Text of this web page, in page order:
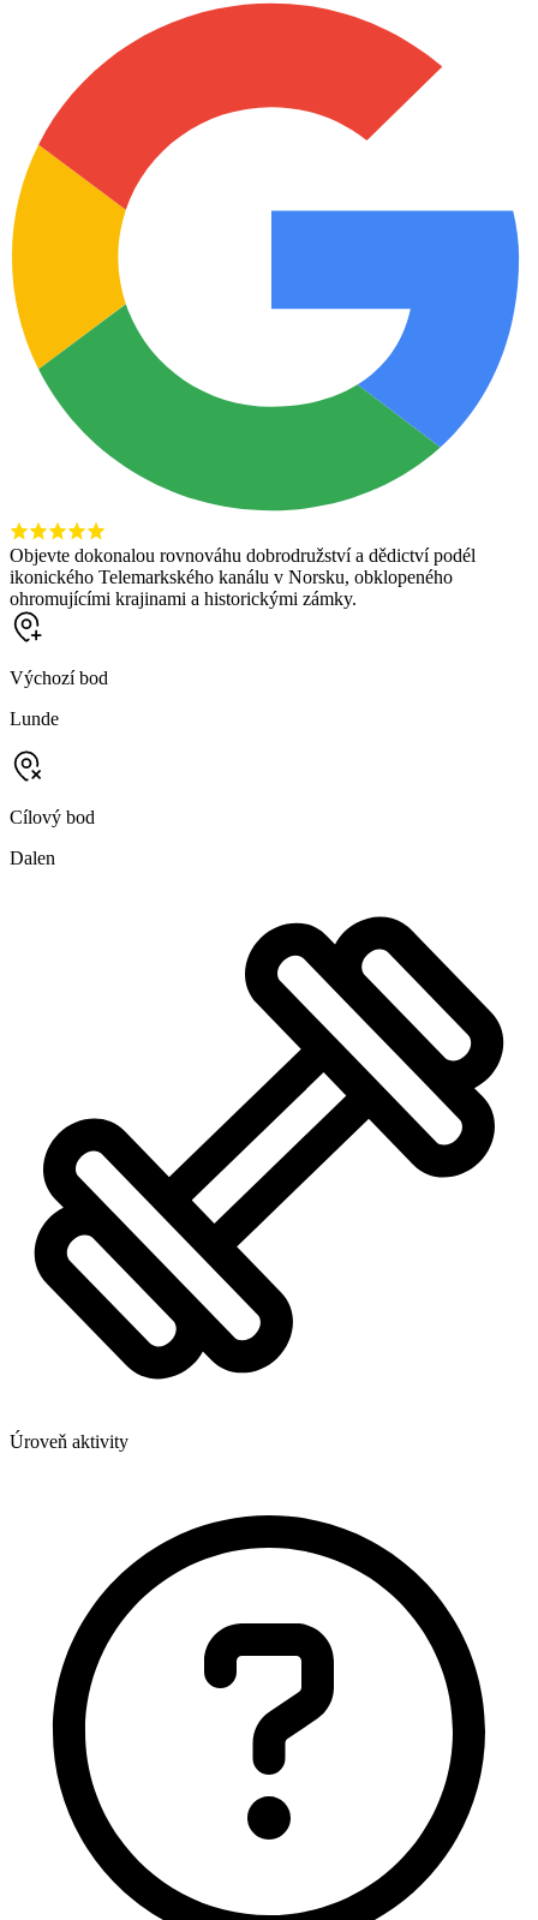
Objevte dokonalou rovnováhu dobrodružství a dědictví podél
ikonického Telemarkského kanálu v Norsku, obklopeného
ohromujícími krajinami a historickými zámky.
Výchozí bod
Lunde
Cílový bod
Dalen
Úroveň aktivity